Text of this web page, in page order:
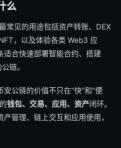
么
常见的用途包括资产转账、DEX
，以及体验各类 Web3 应
适合快速部署智能合约、搭建
链。
公链的价值不只在“快”和“便
钱包、交易、应用、资产闭环。
管理、链上交互和应用使用，